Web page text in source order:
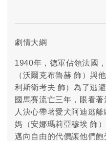
劇情大綱
1940年，德軍佔領法國
（沃爾克布魯赫 飾）與
利斯衛考夫 飾）為了逃
國馬賽流亡三年，眼看
人決心帶著愛犬阿迪逃
媽（安娜瑪莉亞穆埃 飾）
邁向自由的代價讓他們